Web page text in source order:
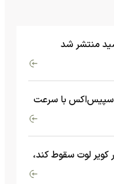
منتشر شد
کیلویی اسپیس‌اکس با سرعت
کویر لوت سقوط کند،